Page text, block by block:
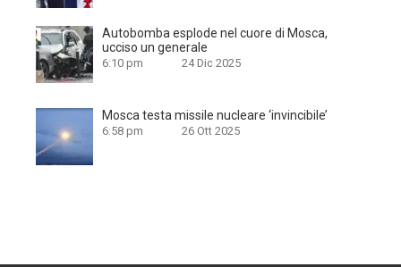
Autobomba esplode nel cuore di Mosca,
ucciso un generale
6:10 pm 24 Dic 2025
Mosca testa missile nucleare ‘invincibile’
6:58 pm 26 Ott 2025